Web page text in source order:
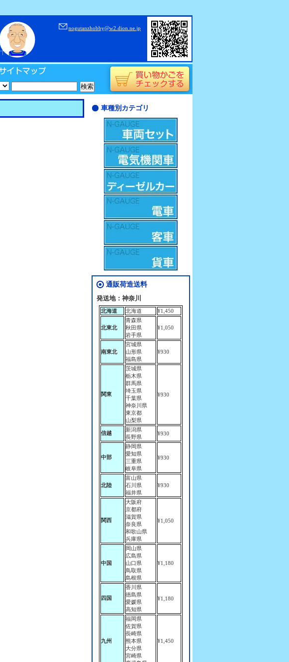
nogutanzhobby@w2.dion.ne.jp
車種別カテゴリ
通販荷造送料
発送地：神奈川
北海道 北海道 ¥1,450
北東北
青森県
秋田県
岩手県
¥1,050
南東北
宮城県
山形県
福島県
¥930
関東
茨城県
栃木県
群馬県
埼玉県
千葉県
神奈川県
東京都
山梨県
¥930
信越
新潟県
長野県
¥930
中部
静岡県
愛知県
三重県
岐阜県
¥930
北陸
富山県
石川県
福井県
¥930
関西
大阪府
京都府
滋賀県
奈良県
和歌山県
兵庫県
¥1,050
中国
岡山県
広島県
山口県
鳥取県
島根県
¥1,180
四国
香川県
徳島県
愛媛県
高知県
¥1,180
九州
福岡県
佐賀県
長崎県
熊本県
大分県
宮崎県
¥1,450